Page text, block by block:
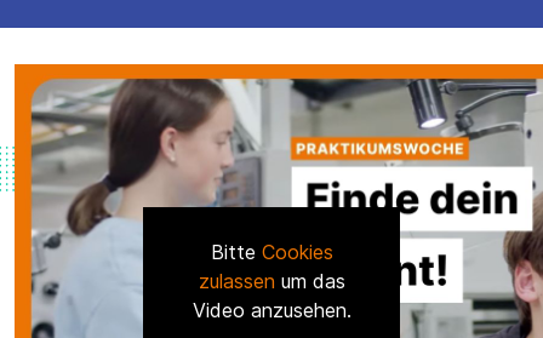
Bitte Cookies
zulassen um das
Video anzusehen.